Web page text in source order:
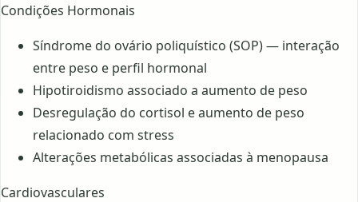
Condições Hormonais
Síndrome do ovário poliquístico (SOP) — interação
entre peso e perfil hormonal
Hipotiroidismo associado a aumento de peso
Desregulação do cortisol e aumento de peso
relacionado com stress
Alterações metabólicas associadas à menopausa
Cardiovasculares